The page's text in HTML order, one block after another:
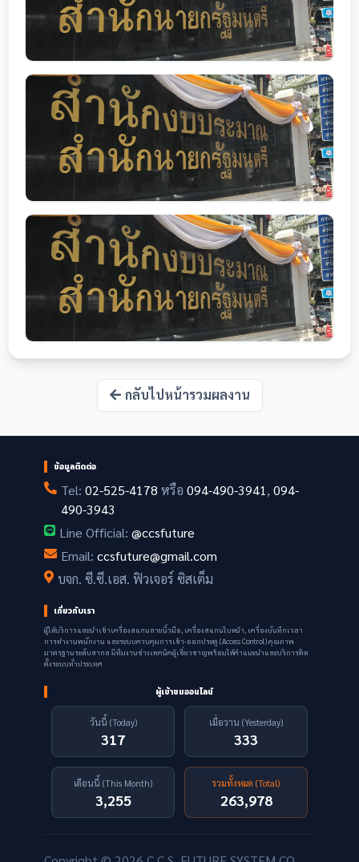
กลับไปหน้ารวมผลงาน
ข้อมูลติดต่อ
Tel: 02-525-4178 หรือ 094-490-3941 , 094-
490-3943
Line Official: @ccsfuture
Email: ccsfuture@gmail.com
บจก. ซี.ซี.เอส. ฟิวเจอร์ ซิสเต็ม
เกี่ยวกับเรา
ผู้ให้บริการและนำเข้าเครื่องสแกนลายนิ้วมือ, เครื่องสแกนใบหน้า, เครื่องบันทึกเวลา
การทำงานพนักงาน และระบบควบคุมการเข้า-ออกประตู (Access Control) คุณภาพ
มาตรฐานระดับสากล มีทีมงานช่างเทคนิคผู้เชี่ยวชาญพร้อมให้คำแนะนำและบริการติด
ตั้งระบบทั่วประเทศ
ผู้เข้าชมออนไลน์
วันนี้ (Today)
317
เมื่อวาน (Yesterday)
333
เดือนนี้ (This Month)
3,255
รวมทั้งหมด (Total)
263,978